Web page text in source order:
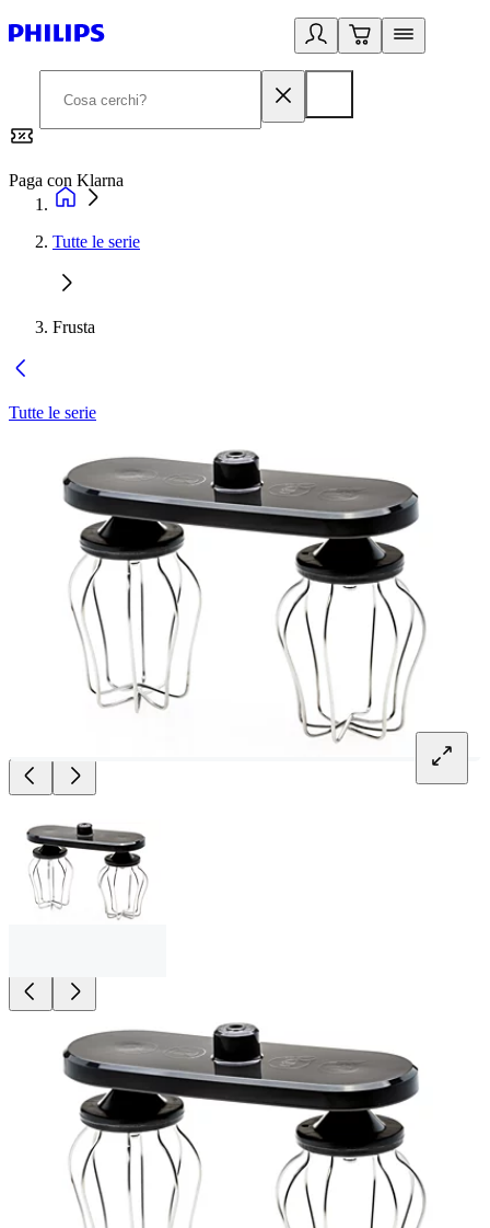
Paga con Klarna
Tutte le serie
Frusta
Tutte le serie